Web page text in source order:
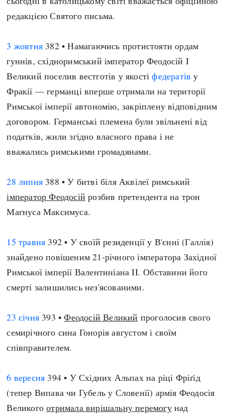
редакцією Святого письма.
3 жовтня 382 • Намагаючись протистояти ордам
гуннів, східноримський імператор Феодосій I
Великий поселив вестготів у якостіфедератів у
Фракії — германці вперше отримали на території
Римської імперії автономію, закріплену відповідним
договором. Германські племена були звільнені від
податків, жили згідно власного права і не
вважались римськими громадянами.
28 липня 388 • У битві біля Аквілеї римський
імператор Феодосій розбив претендента на трон
Магнуса Максимуса.
15 травня 392 • У своїй резиденції у В'єнні (Галлія)
знайдено повішеним 21-річного імператора Західної
Римської імперії Валентиніана II. Обставини його
смерті залишились нез'ясованими.
23 січня 393 •Феодосій Великий проголосив свого
семирічного сина Гонорія августом і своїм
співправителем.
6 вересня 394 • У Східних Альпах на ріці Фріґід
(тепер Випава чи Губель у Словенії) армія Феодосія
Великогоотримала вирішальну перемогунад